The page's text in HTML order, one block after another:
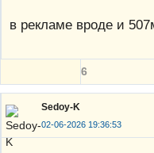
в рекламе вроде и
6
Sedoy-K
02-06-2026 19:36:53